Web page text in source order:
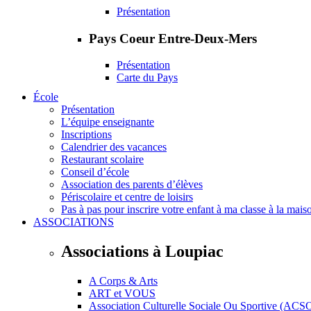
Présentation
Pays Coeur Entre-Deux-Mers
Présentation
Carte du Pays
École
Présentation
L’équipe enseignante
Inscriptions
Calendrier des vacances
Restaurant scolaire
Conseil d’école
Association des parents d’élèves
Périscolaire et centre de loisirs
Pas à pas pour inscrire votre enfant à ma classe à la
ASSOCIATIONS
Associations à Loupiac
A Corps & Arts
ART et VOUS
Association Culturelle Sociale Ou Sportive